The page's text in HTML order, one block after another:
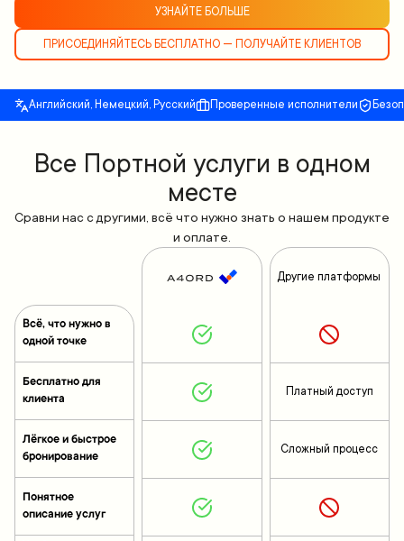
УЗНАЙТЕ БОЛЬШЕ
ПРИСОЕДИНЯЙТЕСЬ БЕСПЛАТНО — ПОЛУЧАЙТЕ КЛИЕНТОВ
Английский, Немецкий, Русский Проверенные исполнители
Все Портной услуги в одном
месте
Сравни нас с другими, всё что нужно знать о нашем продукте
и оплате.
Всё, что нужно в
одной точке
Бесплатно для
клиента
Лёгкое и быстрое
бронирование
Понятное
описание услуг
Другие платформы
Платный доступ
Сложный процесс